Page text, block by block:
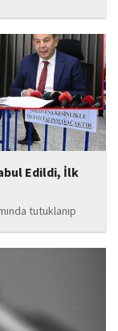
ve Haluk
belirtilen
Edinilen
değil, aylar...
Edildi, İlk
tutuklanıp
Özcan’ın da
dava